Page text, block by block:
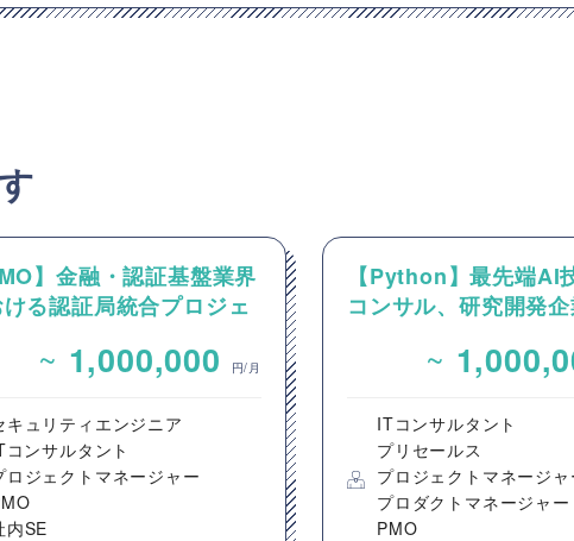
】金融・認証基盤業界
る認証局統合プロジェ
~ 1,000,000 円/月
キュリティエンジニア
コンサルタント
ロジェクトマネージャー
内SE
【Python】最先端AI
コンサル、研究開発
~
ITコンサルタント
プリセールス
プロジェクトマネージ
プロダクトマネージャー
PMO